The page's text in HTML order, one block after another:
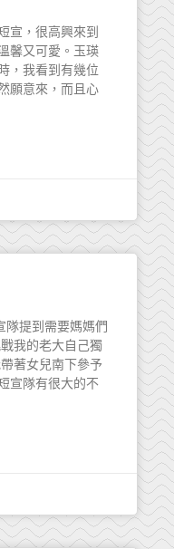
，很高興來到
馨又可愛。玉瑛
，我看到有幾位
願意來，而且心
提到需要媽媽們
我的老大自己獨
著女兒南下參予
隊有很大的不